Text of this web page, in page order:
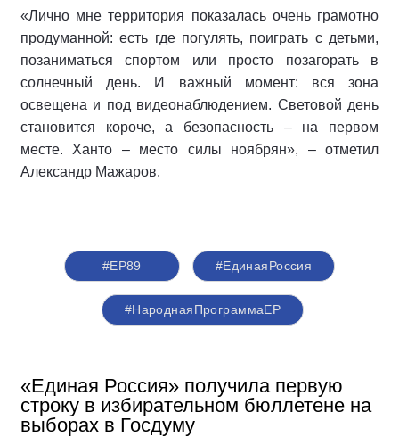
«Лично мне территория показалась очень грамотно
продуманной: есть где погулять, поиграть с детьми,
позаниматься спортом или просто позагорать в
солнечный день. И важный момент: вся зона
освещена и под видеонаблюдением. Световой день
становится короче, а безопасность – на первом
месте. Ханто – место силы ноябрян», – отметил
Александр Мажаров.
#ЕР89 #‎ЕдинаяРоссия
#НароднаяПрограммаЕР
«Единая Россия» получила первую
строку в избирательном бюллетене на
выборах в Госдуму